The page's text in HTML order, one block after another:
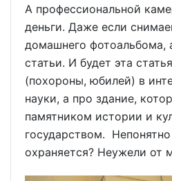
А профессиональной
деньги. Даже если
домашнего фотоальбома,
статьи. И будет эта
(похороны, юбилей) в
науки, а про здание,
памятником истории и
государством. Непонятно
охраняется? Неужели от